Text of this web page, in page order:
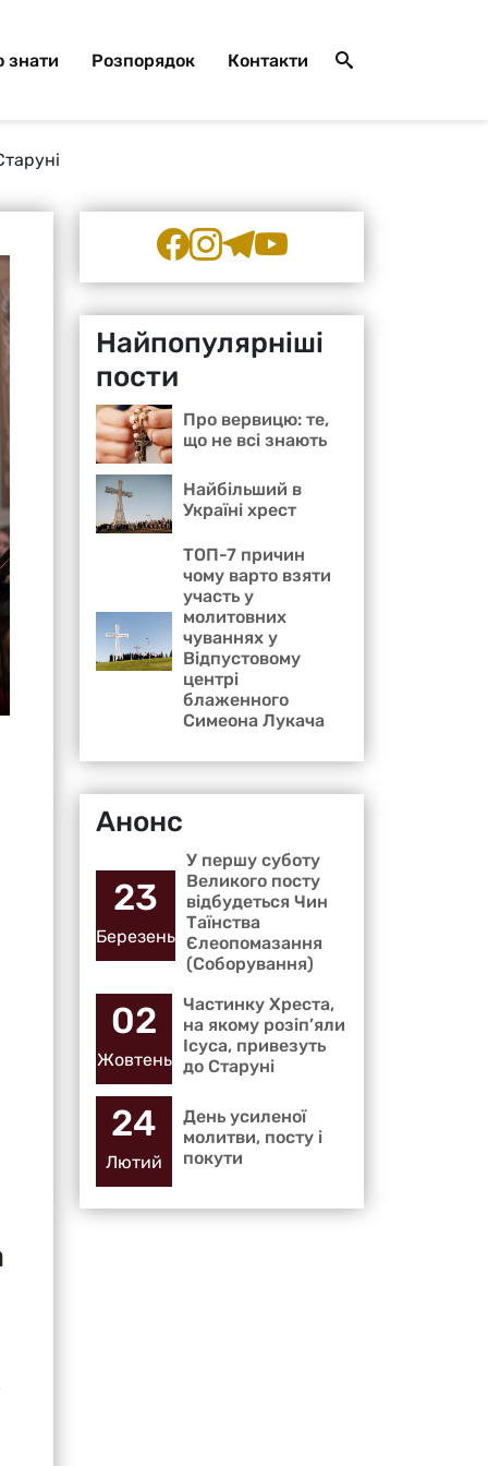
знати Розпорядок Контакти
Найпопулярніші
пости
Про вервицю: те,
що не всі знають
Найбільший в
Україні хрест
ТОП-7 причин
чому варто взяти
участь у
молитовних
чуваннях у
Відпустовому
центрі
блаженного
Симеона Лукача
Анонс
23
Березень
У першу суботу
Великого посту
відбудеться Чин
Таїнства
Єлеопомазання
(Соборування)
02
Жовтень
Частинку Хреста,
на якому розіп’яли
Ісуса, привезуть
до Старуні
24
Лютий
День усиленої
молитви, посту і
покути